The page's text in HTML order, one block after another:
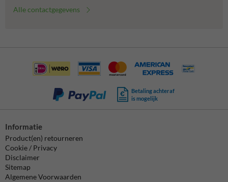
Alle contactgegevens
Betaling achteraf
is mogelijk
Informatie
Product(en) retourneren
Cookie / Privacy
Disclaimer
Sitemap
Algemene Voorwaarden